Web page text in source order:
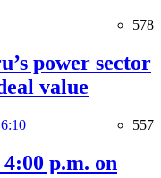
578
power sector
value
557
p.m. on